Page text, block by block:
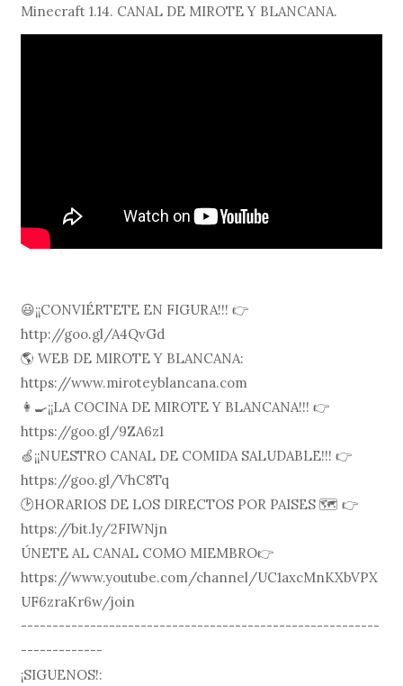
Minecraft 1.14. CANAL DE MIROTE Y BLANCANA.
😃¡¡CONVIÉRTETE EN FIGURA!!! 👉
http://goo.gl/A4QvGd
🌎 WEB DE MIROTE Y BLANCANA:
https://www.miroteyblancana.com
👩‍🍳¡¡LA COCINA DE MIROTE Y BLANCANA!!! 👉
https://goo.gl/9ZA6z1
🍏¡¡NUESTRO CANAL DE COMIDA SALUDABLE!!! 👉
https://goo.gl/VhC8Tq
🕑HORARIOS DE LOS DIRECTOS POR PAISES 🗺 👉
https://bit.ly/2FIWNjn
ÚNETE AL CANAL COMO MIEMBRO👉
https://www.youtube.com/channel/UC1axcMnKXbVPX
UF6zraKr6w/join
---------------------------------------------------------
-------------
¡SIGUENOS!: